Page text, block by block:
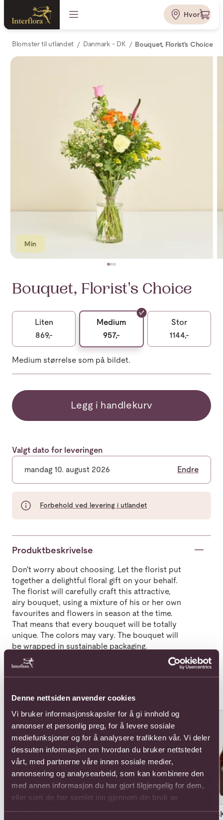
Denne nettsiden anvender cookies
Vi bruker informasjonskapsler for å gi innhold og
annonser et personlig preg, for å levere sosiale
mediefunksjoner og for å analysere trafikken vår. Vi deler
dessuten informasjon om hvordan du bruker nettstedet
vårt, med partnerne våre innen sosiale medier,
annonsering og analysearbeid, som kan kombinere den
med annen informasjon du har gjort tilgjengelig for dem,
eller som de har samlet inn gjennom din bruk av
tjenestene deres.
Hvor?
Blomster til utlandet Danmark - DK Bouquet, Florist's Choice
Min
Bouquet, Florist's Choice
Liten
869,-
Medium
957,-
Stor
1144,-
Medium størrelse som på bildet.
Legg i handlekurv
Valgt dato for leveringen
mandag 10. august 2026 Endre
Forbehold ved levering i utlandet
Produktbeskrivelse
Don't worry about choosing. Let the florist put
together a delightful floral gift on your behalf.
The florist will carefully craft this attractive,
airy bouquet, using a mixture of his or her own
favourites and flowers in season at the time.
That means that every bouquet will be totally
unique. The colors may vary. The bouquet will
be wrapped in sustainable packaging.
Se mer om Arrangement of cut flowers
Arrangement of cut
Se mer om Arrangement of
Arrangement of Plants